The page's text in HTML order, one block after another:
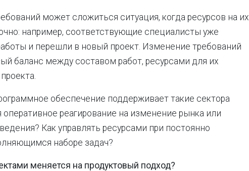
может сложиться ситуация, когда ресурсов на их
например, соответствующие специалисты уже
и перешли в новый проект. Изменение требований
баланс между составом работ, ресурсами для их
обеспечение поддерживает такие сектора
оперативное реагирование на изменение рынка или
Как управлять ресурсами при постоянно
наборе задач?
меняется на продуктовый подход?